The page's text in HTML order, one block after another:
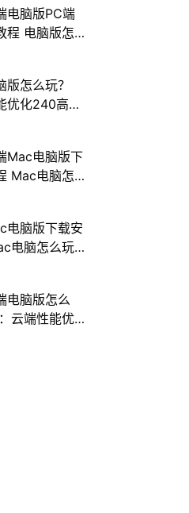
电脑版PC端
程 电脑版怎
版怎么玩？
优化240高帧
Mac电脑版下
Mac电脑怎
电脑版下载安
电脑怎么玩
电脑版怎么
云端性能优